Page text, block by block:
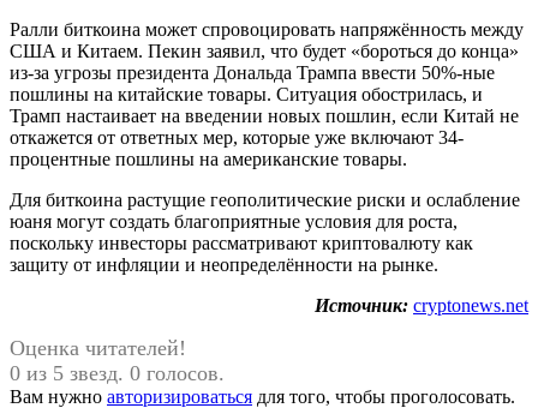
Ралли биткоина может спровоцировать напряжённость между
США и Китаем. Пекин заявил, что будет «бороться до конца»
из-за угрозы президента Дональда Трампа ввести 50%-ные
пошлины на китайские товары. Ситуация обострилась, и
Трамп настаивает на введении новых пошлин, если Китай не
откажется от ответных мер, которые уже включают 34-
процентные пошлины на американские товары.
Для биткоина растущие геополитические риски и ослабление
юаня могут создать благоприятные условия для роста,
поскольку инвесторы рассматривают криптовалюту как
защиту от инфляции и неопределённости на рынке.
Источник: cryptonews.net
Оценка читателей!
0 из 5 звезд. 0 голосов.
Вам нужно авторизироваться для того, чтобы проголосовать.